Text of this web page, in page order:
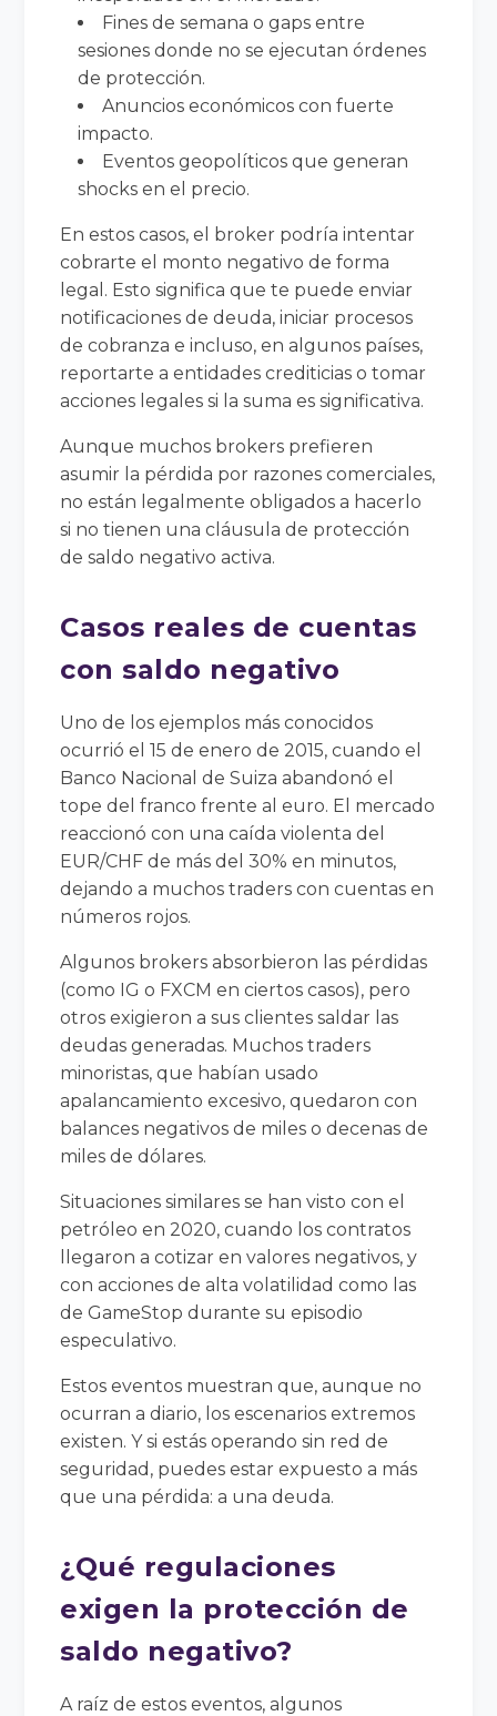
Fines de semana o gaps entre
sesiones donde no se ejecutan órdenes
de protección.
Anuncios económicos con fuerte
impacto.
Eventos geopolíticos que generan
shocks en el precio.
En estos casos, el broker podría intentar
cobrarte el monto negativo de forma
legal. Esto significa que te puede enviar
notificaciones de deuda, iniciar procesos
de cobranza e incluso, en algunos países,
reportarte a entidades crediticias o tomar
acciones legales si la suma es significativa.
Aunque muchos brokers prefieren
asumir la pérdida por razones comerciales,
no están legalmente obligados a hacerlo
si no tienen una cláusula de protección
de saldo negativo activa.
Casos reales de cuentas
con saldo negativo
Uno de los ejemplos más conocidos
ocurrió el 15 de enero de 2015, cuando el
Banco Nacional de Suiza abandonó el
tope del franco frente al euro. El mercado
reaccionó con una caída violenta del
EUR/CHF de más del 30% en minutos,
dejando a muchos traders con cuentas en
números rojos.
Algunos brokers absorbieron las pérdidas
(como IG o FXCM en ciertos casos), pero
otros exigieron a sus clientes saldar las
deudas generadas. Muchos traders
minoristas, que habían usado
apalancamiento excesivo, quedaron con
balances negativos de miles o decenas de
miles de dólares.
Situaciones similares se han visto con el
petróleo en 2020, cuando los contratos
llegaron a cotizar en valores negativos, y
con acciones de alta volatilidad como las
de GameStop durante su episodio
especulativo.
Estos eventos muestran que, aunque no
ocurran a diario, los escenarios extremos
existen. Y si estás operando sin red de
seguridad, puedes estar expuesto a más
que una pérdida: a una deuda.
¿Qué regulaciones
exigen la protección de
saldo negativo?
A raíz de estos eventos, algunos